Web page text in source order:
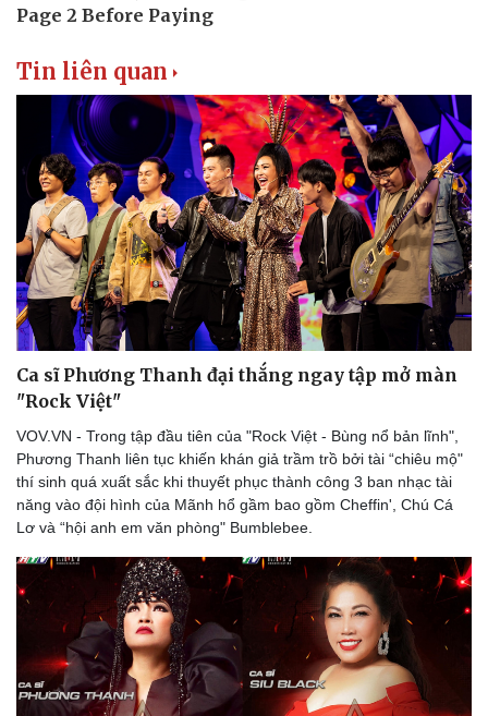
Tin liên quan
Ca sĩ Phương Thanh đại thắng ngay tập mở màn
"Rock Việt"
VOV.VN - Trong tập đầu tiên của "Rock Việt - Bùng nổ bản lĩnh",
Phương Thanh liên tục khiến khán giả trầm trồ bởi tài “chiêu mộ"
thí sinh quá xuất sắc khi thuyết phục thành công 3 ban nhạc tài
năng vào đội hình của Mãnh hổ gầm bao gồm Cheffin', Chú Cá
Lơ và “hội anh em văn phòng" Bumblebee.